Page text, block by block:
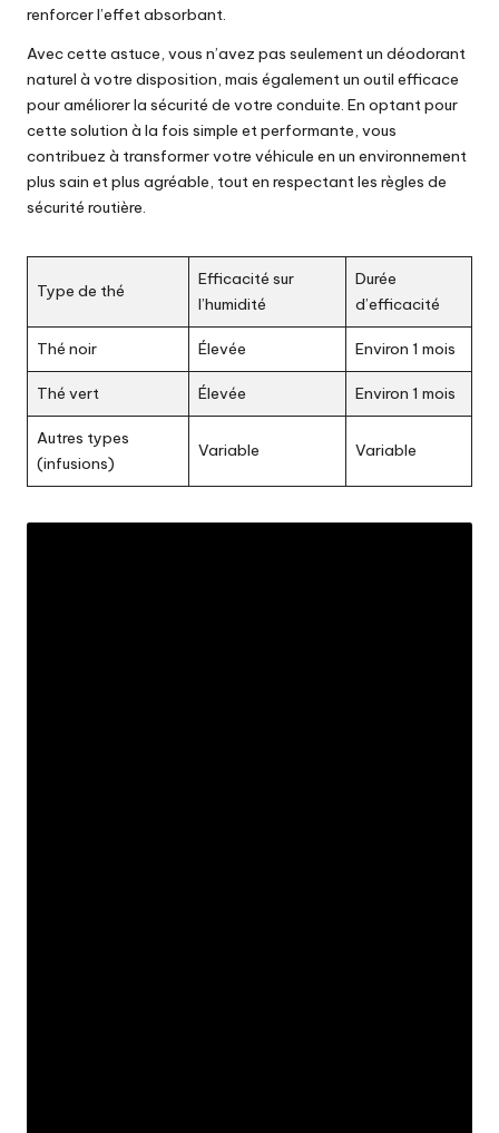
renforcer l’effet absorbant.
Avec cette astuce, vous n’avez pas seulement un déodorant
naturel à votre disposition, mais également un outil efficace
pour améliorer la sécurité de votre conduite. En optant pour
cette solution à la fois simple et performante, vous
contribuez à transformer votre véhicule en un environnement
plus sain et plus agréable, tout en respectant les règles de
sécurité routière.
Type de thé
Efficacité sur
l’humidité
Durée
d’efficacité
Thé noir Élevée Environ 1 mois
Thé vert Élevée Environ 1 mois
Autres types
(infusions)
Variable Variable